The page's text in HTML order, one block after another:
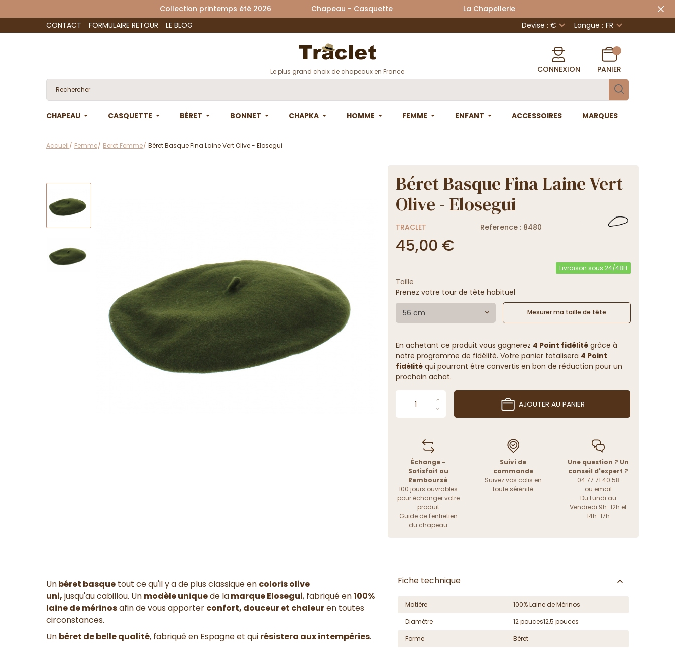
Collection printemps été 2026 Chapeau - Casquette La Chapellerie
CONTACT
FORMULAIRE RETOUR LE BLOG Devise : € Langue : FR
Le plus grand choix de chapeaux en France CONNEXION PANIER
CHAPEAU CASQUETTE BÉRET BONNET CHAPKA HOMME FEMME ENFANT ACCESSOIRES MARQUES
Accueil Femme Beret Femme Béret Basque Fina Laine Vert Olive - Elosegui
Béret Basque Fina Laine Vert
Olive - Elosegui
TRACLET Reference : 8480
45,00 €
Livraison sous 24/48H
Taille
Prenez votre tour de tête habituel
56 cm Mesurer ma taille de tête
En achetant ce produit vous gagnerez 4 Point fidélitégrâce à
notre programme de fidélité. Votre panier totalisera 4 Point
fidélitéqui pourront être convertis en bon de réduction pour un
prochain achat.
AJOUTER AU PANIER
Échange -
Satisfait ou
Remboursé
100 jours ouvrables
pour échanger votre
produit
Guide de l'entretien
du chapeau
Suivi de
commande
Suivez vos colis en
toute sérénité
Une question ? Un
conseil d'expert ?
04 77 71 40 58
ou email
Du Lundi au
Vendredi 9h-12h et
14h-17h
Unbéret basque tout ce qu'il y a de plus classique en coloris olive
uni, jusqu'au cabillou. Un modèle uniquede lamarque Elosegui, fabriqué en100%
laine de mérinosafin de vous apporter confort, douceur et chaleuren toutes
circonstances.
Un béret de belle qualité, fabriqué en Espagne et qui résistera aux intempéries.
Fiche technique
Matière
100% Laine de Mérinos
Diamètre
12 pouces12,5 pouces
Forme
Béret